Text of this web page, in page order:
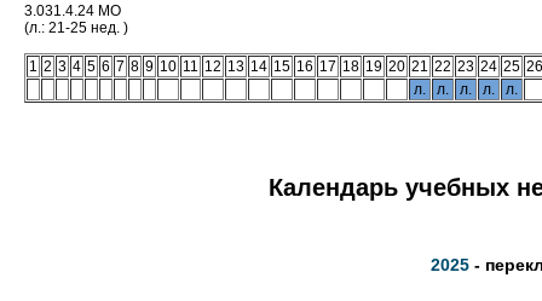
3.031.4.24 МО
(л.: 21-25 нед. )
1 2 3 4 5 6 7 8 9 10 11 12 13 14 15 16 17 18 19 20 21 22 23 24 25 26
л.
л. л. л. л.
Календарь учебных
2025 -